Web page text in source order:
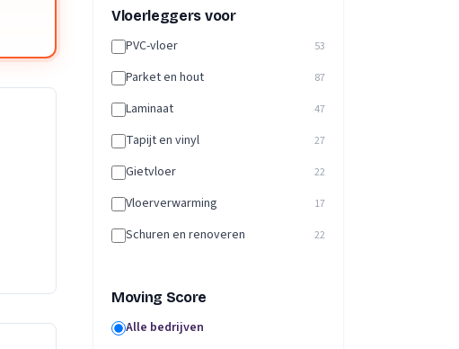
Vloerleggers voor
PVC-vloer 53
Parket en hout 87
Laminaat 47
Tapijt en vinyl 27
Gietvloer 22
Vloerverwarming 17
Schuren en renoveren 22
Moving Score
Alle bedrijven